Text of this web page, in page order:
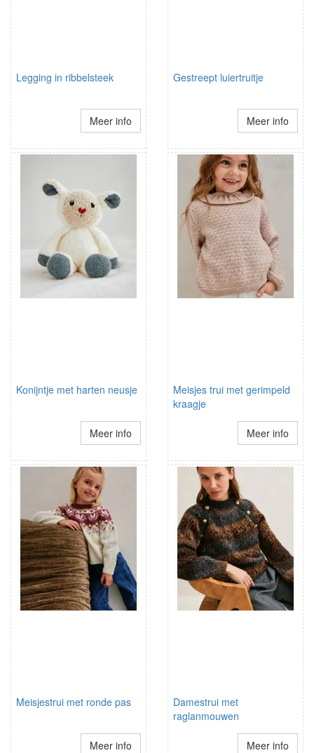
Legging in ribbelsteek
Meer info
Gestreept luiertruitje
Meer info
Konijntje met harten neusje
Meer info
Meisjes trui met gerimpeld
kraagje
Meer info
Meisjestrui met ronde pas
Meer info
Damestrui met
raglanmouwen
Meer info